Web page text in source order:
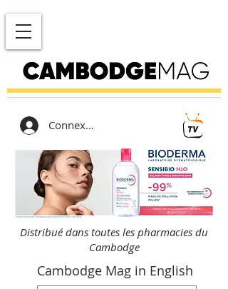
Connexion
Distribué dans toutes les pharmacies du
Cambodge
Cambodge Mag in English